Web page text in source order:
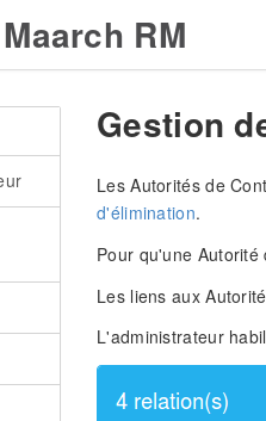
RM
Gestion
Les Autorités de
d'élimination.
Pour qu'une
Les liens aux
L'administrateur